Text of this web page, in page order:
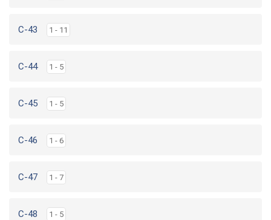
C-43 1 - 11
C-44 1 - 5
C-45 1 - 5
C-46 1 - 6
C-47 1 - 7
C-48 1 - 5